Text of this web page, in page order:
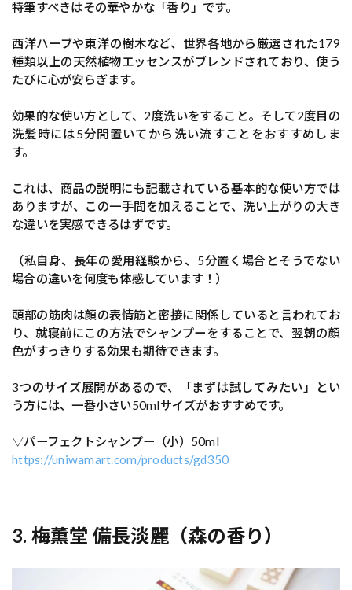
特筆すべきはその華やかな「香り」です。
西洋ハーブや東洋の樹木など、世界各地から厳選された179
種類以上の天然植物エッセンスがブレンドされており、使う
たびに心が安らぎます。
効果的な使い方として、2度洗いをすること。そして2度目の
洗髪時には5分間置いてから洗い流すことをおすすめしま
す。
これは、商品の説明にも記載されている基本的な使い方では
ありますが、この一手間を加えることで、洗い上がりの大き
な違いを実感できるはずです。
（私自身、長年の愛用経験から、5分置く場合とそうでない
場合の違いを何度も体感しています！）
頭部の筋肉は顔の表情筋と密接に関係していると言われてお
り、就寝前にこの方法でシャンプーをすることで、翌朝の顔
色がすっきりする効果も期待できます。
3つのサイズ展開があるので、「まずは試してみたい」とい
う方には、一番小さい50mlサイズがおすすめです。
▽パーフェクトシャンプー（小）50ml
https://uniwamart.com/products/gd350
3. 梅薫堂 備長淡麗（森の香り）